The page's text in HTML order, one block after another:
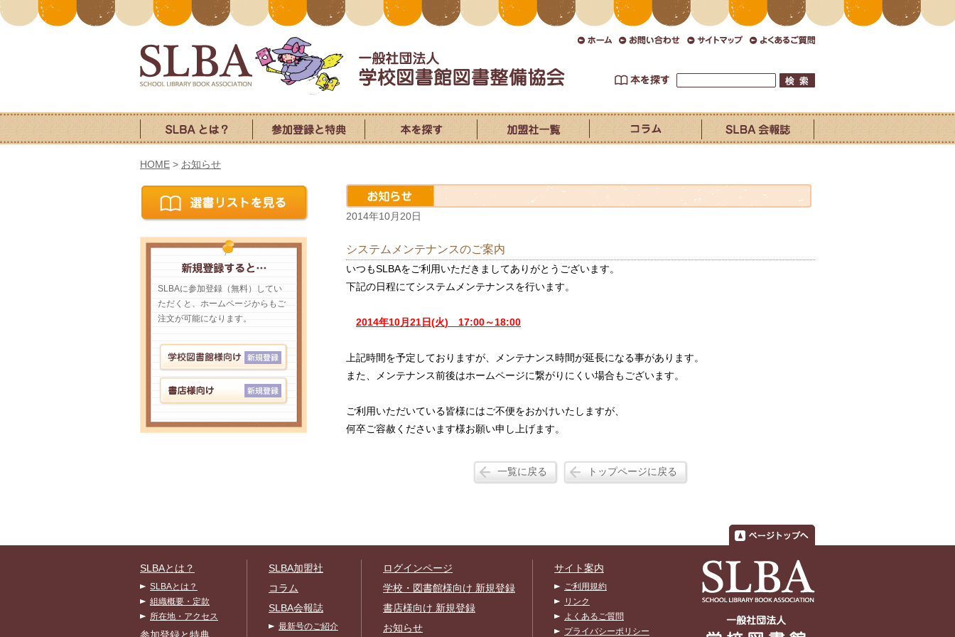
HOME > お知らせ
2014年10月20日
システムメンテナンスのご案内
いつもSLBAをご利用いただきましてありがとうございます。
下記の日程にてシステムメンテナンスを行います。
2014年10月21日(火) 17:00～18:00
上記時間を予定しておりますが、メンテナンス時間が延長になる事があります。
また、メンテナンス前後はホームページに繋がりにくい場合もございます。
ご利用いただいている皆様にはご不便をおかけいたしますが、
何卒ご容赦くださいます様お願い申し上げます。
一覧に戻る トップページに戻る
SLBAに参加登録（無料）してい
ただくと、ホームページからもご
注文が可能になります。
SLBAとは？
SLBAとは？
組織概要・定款
所在地・アクセス
SLBA加盟社
コラム
SLBA会報誌
最新号のご紹介
ログインページ
学校・図書館様向け 新規登録
書店様向け 新規登録
お知らせ
サイト案内
ご利用規約
リンク
よくあるご質問
プライバシーポリシー